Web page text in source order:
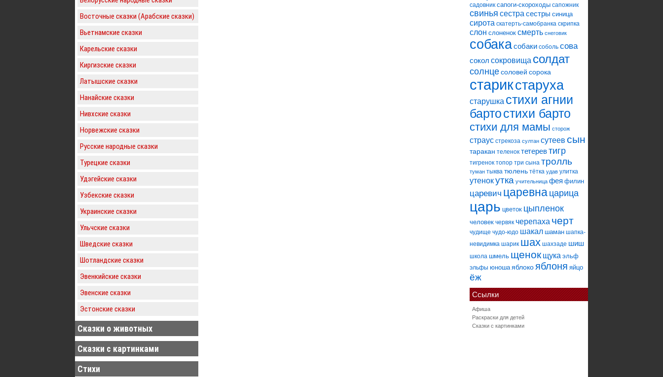
Восточные сказки (Арабские сказки)
Вьетнамские сказки
Карельские сказки
Киргизские сказки
Латышские сказки
Нанайские сказки
Нивхские сказки
Норвежские сказки
Русские народные сказки
Турецкие сказки
Удэгейские сказки
Узбекские сказки
Украинские сказки
Ульчские сказки
Шведские сказки
Шотландские сказки
Эвенкийские сказки
Эвенские сказки
Эстонские сказки
Сказки о животных
Сказки с картинками
Стихи
садовник сапоги-скороходы сапожник
свинья сестра сестры синица
сирота скатерть-самобранка скрипка
слон слоненок смерть снеговик
собакасобаки соболь сова
сокол сокровища солдат
солнцесоловей сорока
старикстаруха
старушка стихи агнии
бартостихи барто
стихи для мамы сторож
страус стрекоза султан сутеев сын
таракан теленок тетеревтигр
тигренок топор три сына тролль
туман тыква тюлень тётка удав улитка
утенокутка учительница фея филин
царевич царевна царица
царь цветок цыпленок
человек червяк черепаха черт
чудище чудо-юдо шакал шаман шапка-
невидимка шарик шах шахзаде шиш
школа шмель щенок щука эльф
эльфы юноша яблоко яблоня яйцо
ёж
Ссылки
Афиша
Раскраски для детей
Сказки с картинками